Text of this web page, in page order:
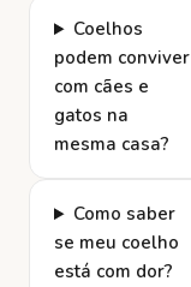
Coelhos
podem conviver
com cães e
gatos na
mesma casa?
Como saber
se meu coelho
está com dor?